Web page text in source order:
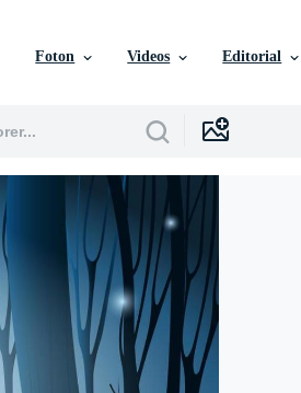
Foton Videos Editorial